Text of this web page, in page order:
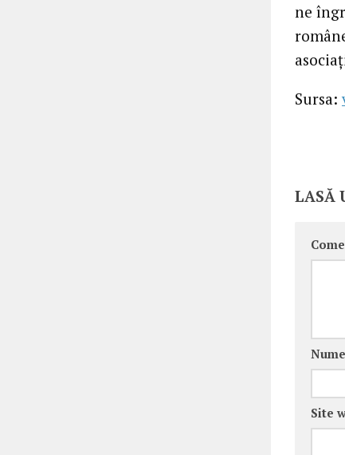
ne
Sursa:
LASĂ
Nume
Site